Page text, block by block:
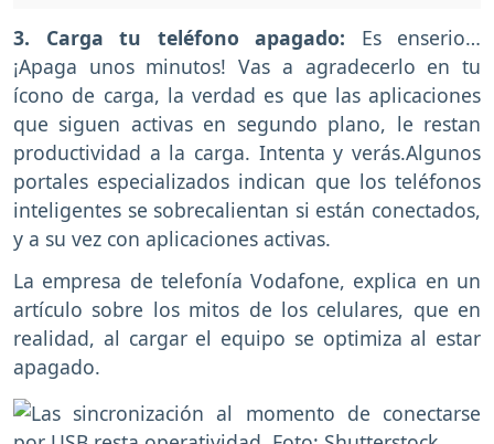
3. Carga tu teléfono apagado: Es enserio…
¡Apaga unos minutos! Vas a agradecerlo en tu
ícono de carga, la verdad es que las aplicaciones
que siguen activas en segundo plano, le restan
productividad a la carga. Intenta y verás.Algunos
portales especializados indican que los teléfonos
inteligentes se sobrecalientan si están conectados,
y a su vez con aplicaciones activas.
La empresa de telefonía Vodafone, explica en un
artículo sobre los mitos de los celulares, que en
realidad, al cargar el equipo se optimiza al estar
apagado.